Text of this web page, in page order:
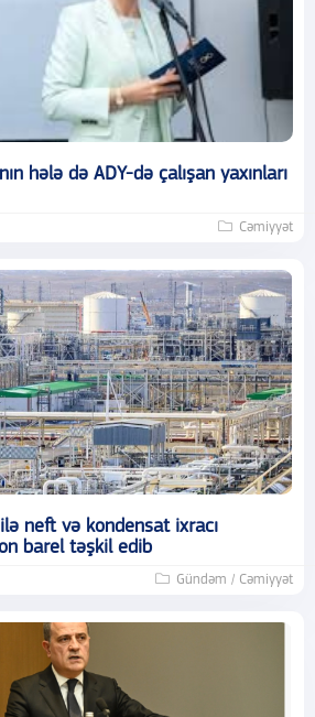
hələ də ADY-də çalışan yaxınları
Cəmiyyət
neft və kondensat ixracı
barel təşkil edib
Gündəm / Cəmiyyət